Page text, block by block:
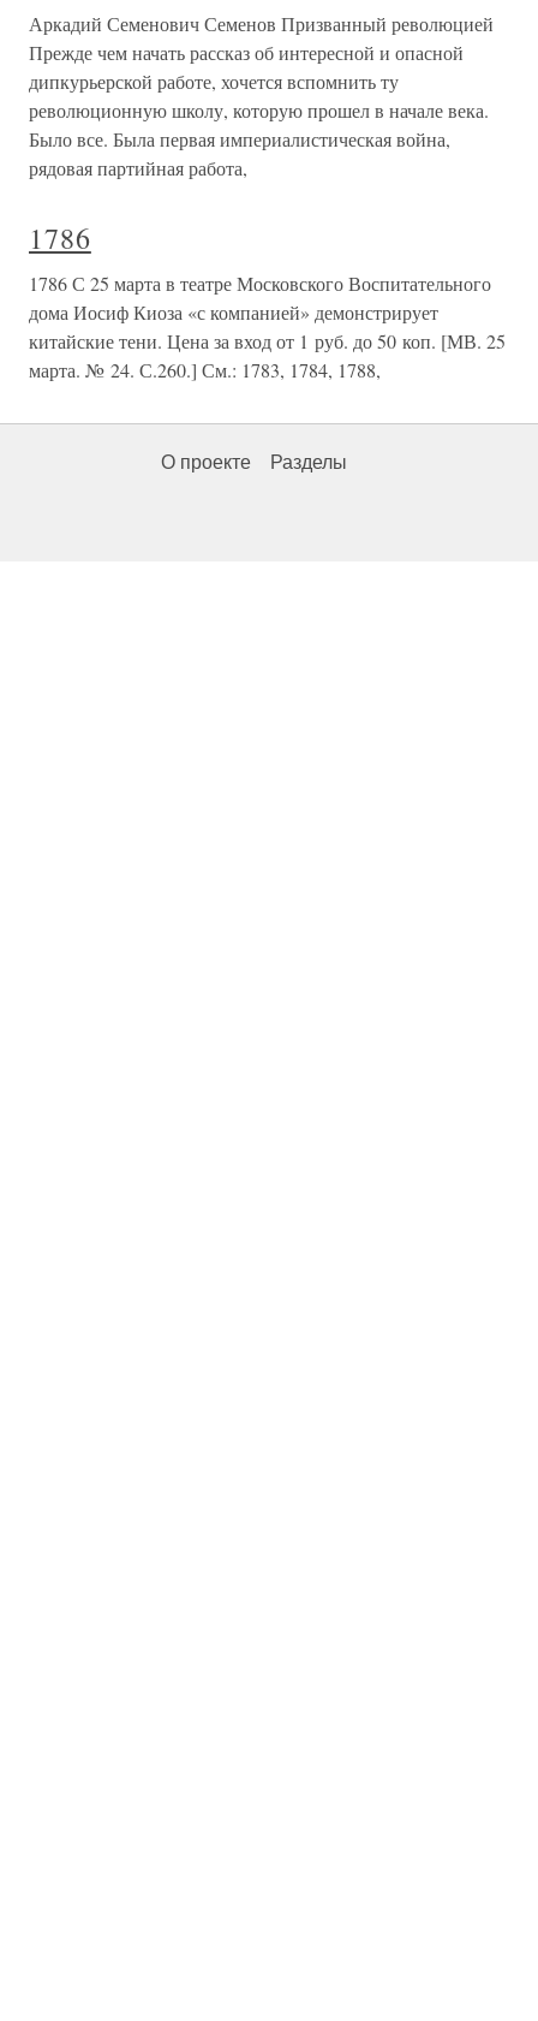
Аркадий Семенович Семенов Призванный революцией
Прежде чем начать рассказ об интересной и опасной
дипкурьерской работе, хочется вспомнить ту
революционную школу, которую прошел в начале века.
Было все. Была первая империалистическая война,
рядовая партийная работа,
1786
1786 С 25 марта в театре Московского Воспитательного
дома Иосиф Киоза «с компанией» демонстрирует
китайские тени. Цена за вход от 1 руб. до 50 коп. [МВ. 25
марта. № 24. С.260.] См.: 1783, 1784, 1788,
О проекте Разделы